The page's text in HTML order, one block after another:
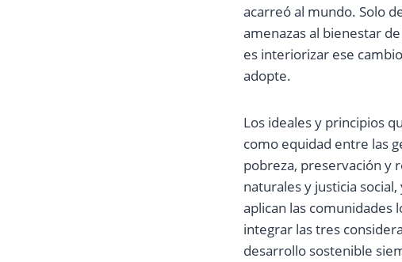
acarreó al mundo. Solo
amenazas al bienestar
es interiorizar ese
adopte.
Los ideales y principios
como equidad entre las
pobreza, preservación y
naturales y justicia
aplican las comunidades
integrar las tres
desarrollo sostenible